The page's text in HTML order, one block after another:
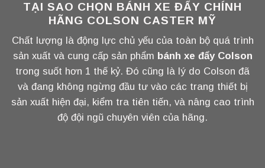
TẠI SAO CHỌN BÁNH XE ĐẨY CHÍNH
HÃNG COLSON CASTER MỸ
Chất lượng là động lực chủ yếu của toàn bộ quá trình
sản xuất và cung cấp sản phẩm bánh xe đẩy Colson
trong suốt hơn 1 thế kỷ. Đó cũng là lý do Colson đã
và đang không ngừng đầu tư vào các trang thiết bị
sản xuất hiện đại, kiểm tra tiên tiến, và nâng cao trình
độ đội ngũ chuyên viên của hãng.